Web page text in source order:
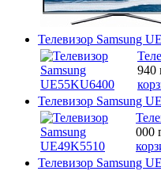
Телевизор Samsung
940
Телевизор Samsung
000
Телевизор Samsung